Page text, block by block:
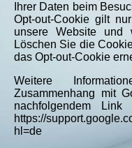
Ihrer Daten beim
Opt-out-Cookie gilt
unsere Website und
Löschen Sie die
das Opt-out-Cookie
Weitere
Zusammenhang mit
nachfolgendem
https://
hl=de